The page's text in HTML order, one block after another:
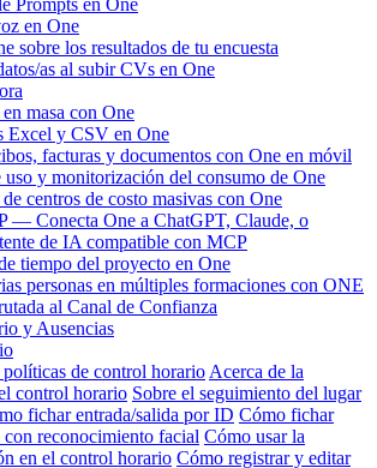
en One
sobre los resultados de tu encuesta
as al subir CVs en One
masa con One
Excel y CSV en One
facturas y documentos con One en móvil
y monitorización del consumo de One
centros de costo masivas con One
— Conecta One a ChatGPT, Claude, o
de IA compatible con MCP
tiempo del proyecto en One
personas en múltiples formaciones con ONE
al Canal de Confianza
y Ausencias
políticas de control horario Acerca de la
control horario Sobre el seguimiento del lugar
fichar entrada/salida por ID Cómo fichar
con reconocimiento facial Cómo usar la
en el control horario Cómo registrar y editar